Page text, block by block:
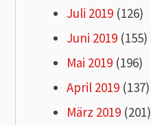
Juli 2019 (126)
Juni 2019 (155)
Mai 2019 (196)
April 2019 (137)
März 2019 (201)